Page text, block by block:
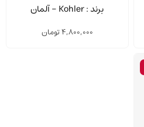
برند : Kohler - آلمان
4,800,000تومان